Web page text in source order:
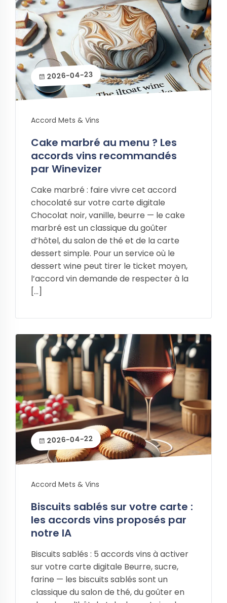
2026-04-23
Accord Mets & Vins
Cake marbré au menu ? Les
accords vins recommandés
par Winevizer
Cake marbré : faire vivre cet accord
chocolaté sur votre carte digitale
Chocolat noir, vanille, beurre — le cake
marbré est un classique du goûter
d’hôtel, du salon de thé et de la carte
dessert simple. Pour un service où le
dessert wine peut tirer le ticket moyen,
l’accord vin demande de respecter à la
[…]
2026-04-22
Accord Mets & Vins
Biscuits sablés sur votre carte :
les accords vins proposés par
notre IA
Biscuits sablés : 5 accords vins à activer
sur votre carte digitale Beurre, sucre,
farine — les biscuits sablés sont un
classique du salon de thé, du goûter en